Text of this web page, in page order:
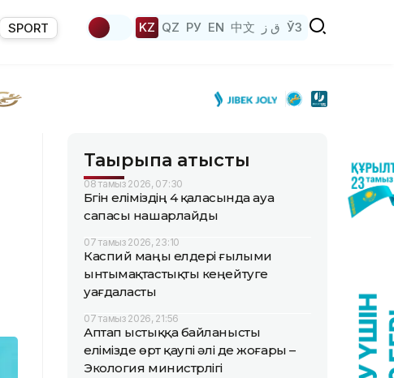
SPORT KZ QZ РУ EN 中文 ق ز ЎЗ
Тақырыпқа қатысты
08 тамыз 2026, 07:30
Бүгін еліміздің 4 қаласында ауа
сапасы нашарлайды
07 тамыз 2026, 23:10
Каспий маңы елдері ғылыми
ынтымақтастықты кеңейтуге
уағдаласты
07 тамыз 2026, 21:56
Аптап ыстыққа байланысты
елімізде өрт қаупі әлі де жоғары –
Экология министрлігі